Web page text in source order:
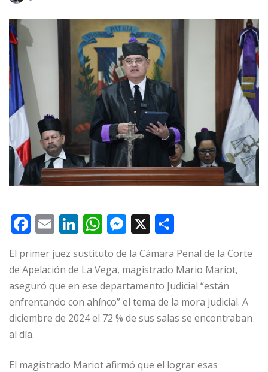
F
a
c
e
b
o
o
k
E
ai
l
Li
k
e
dI
n
W
at
s
A
p
M
e
ss
e
n
g
r
X
o
m
p
ar
ti
El primer juez sustituto de la Cámara Penal de la Corte
de Apelación de La Vega, magistrado Mario Mariot,
aseguró que en ese departamento Judicial “están
enfrentando con ahínco” el tema de la mora judicial. A
diciembre de 2024 el 72 % de sus salas se encontraban
al día.
El magistrado Mariot afirmó que el lograr esas